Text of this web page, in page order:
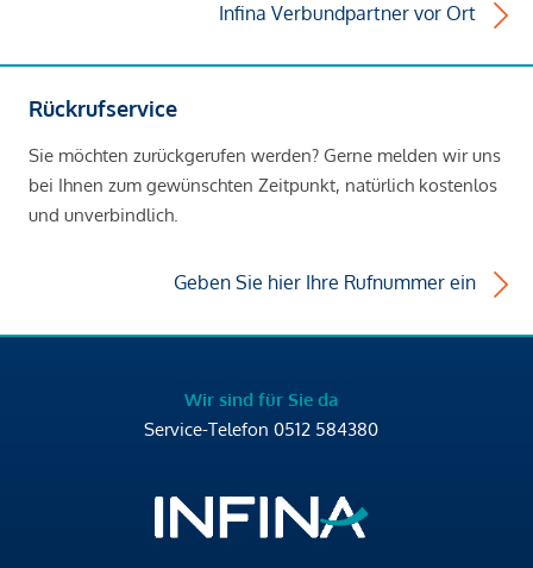
Infina Verbundpartner vor Ort
Rückrufservice
Sie möchten zurückgerufen werden? Gerne melden wir uns
bei Ihnen zum gewünschten Zeitpunkt, natürlich kostenlos
und unverbindlich.
Geben Sie hier Ihre Rufnummer ein
Wir sind für Sie da
Service-Telefon 0512 584380